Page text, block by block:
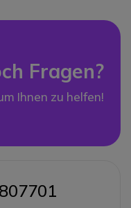
Fragen?
Ihnen zu helfen!